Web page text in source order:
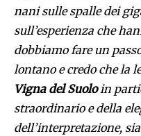
nani sulle spalle dei
sull’esperienza che
dobbiamo fare un
lontano e credo che la
Vigna del Suoloin
straordinario e della
dell’interpretazione,